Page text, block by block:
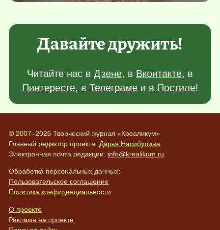
Давайте дружить!
Читайте нас в Дзене, в Вконтакте, в
Пинтересте, в Телеграмеи в Постиле!
© 2007–2026 Творческий журнал «Креаликум»
Главный редактор проекта: Дарья Насибулина
Электронная почта редакции: info@krealikum.ru
Обработка персональных данных:
Пользовательское соглашение
Политика конфиденциальности
О проекте
Реклама на проекте